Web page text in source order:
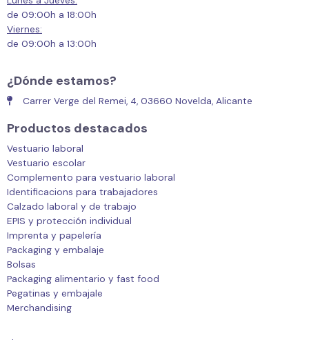
de 09:00h a 18:00h
Viernes:
de 09:00h a 13:00h
¿Dónde estamos?
Carrer Verge del Remei, 4, 03660 Novelda, Alicante
Productos destacados
Vestuario laboral
Vestuario escolar
Complemento para vestuario laboral
Identificacions para trabajadores
Calzado laboral y de trabajo
EPIS y protección individual
Imprenta y papelería
Packaging y embalaje
Bolsas
Packaging alimentario y fast food
Pegatinas y embajale
Merchandising